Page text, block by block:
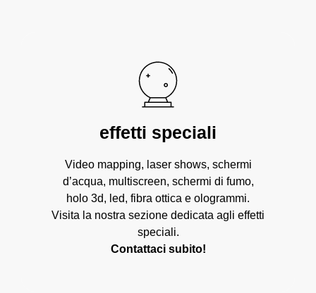
effetti speciali
Video mapping, laser shows, schermi
d’acqua, multiscreen, schermi di fumo,
holo 3d, led, fibra ottica e ologrammi.
Visita la nostra sezione dedicata agli effetti
speciali.
Contattaci subito!